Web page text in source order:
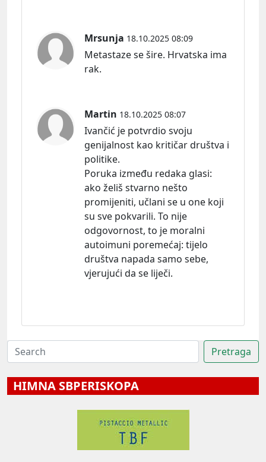
Mrsunja 18.10.2025 08:09
Metastaze se šire. Hrvatska ima
rak.
Martin 18.10.2025 08:07
Ivančić je potvrdio svoju
genijalnost kao kritičar društva i
politike.
Poruka između redaka glasi:
ako želiš stvarno nešto
promijeniti, učlani se u one koji
su sve pokvarili. To nije
odgovornost, to je moralni
autoimuni poremećaj: tijelo
društva napada samo sebe,
vjerujući da se liječi.
HIMNA SBPERISKOPA